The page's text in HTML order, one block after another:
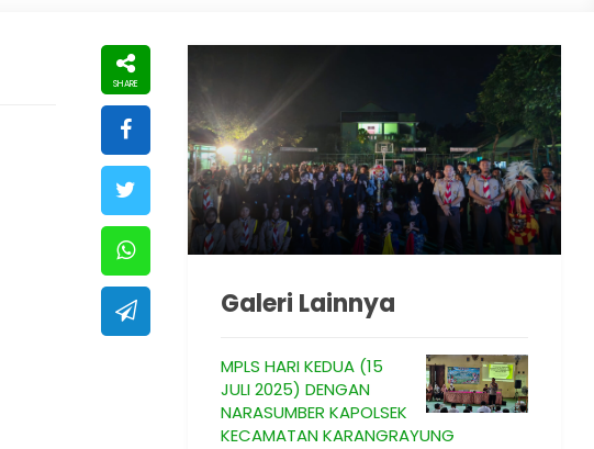
Galeri Lainnya
MPLS HARI KEDUA (15
JULI 2025) DENGAN
NARASUMBER KAPOLSEK
KECAMATAN KARANGRAYUNG